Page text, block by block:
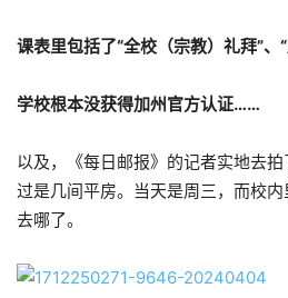
课表里包括了“全校（宗教）礼拜”、“
学校根本没获得加州官方认证……
以及，《每日邮报》的记者实地去
过是几间平房。当天是周三，而校
去哪了。